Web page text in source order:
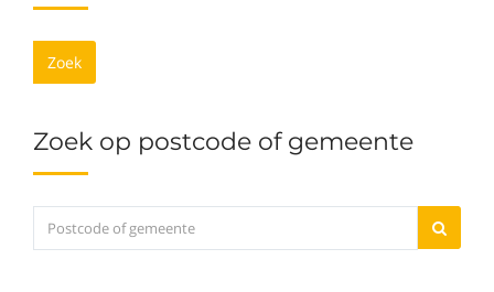
Zoek
Zoek op postcode of gemeente